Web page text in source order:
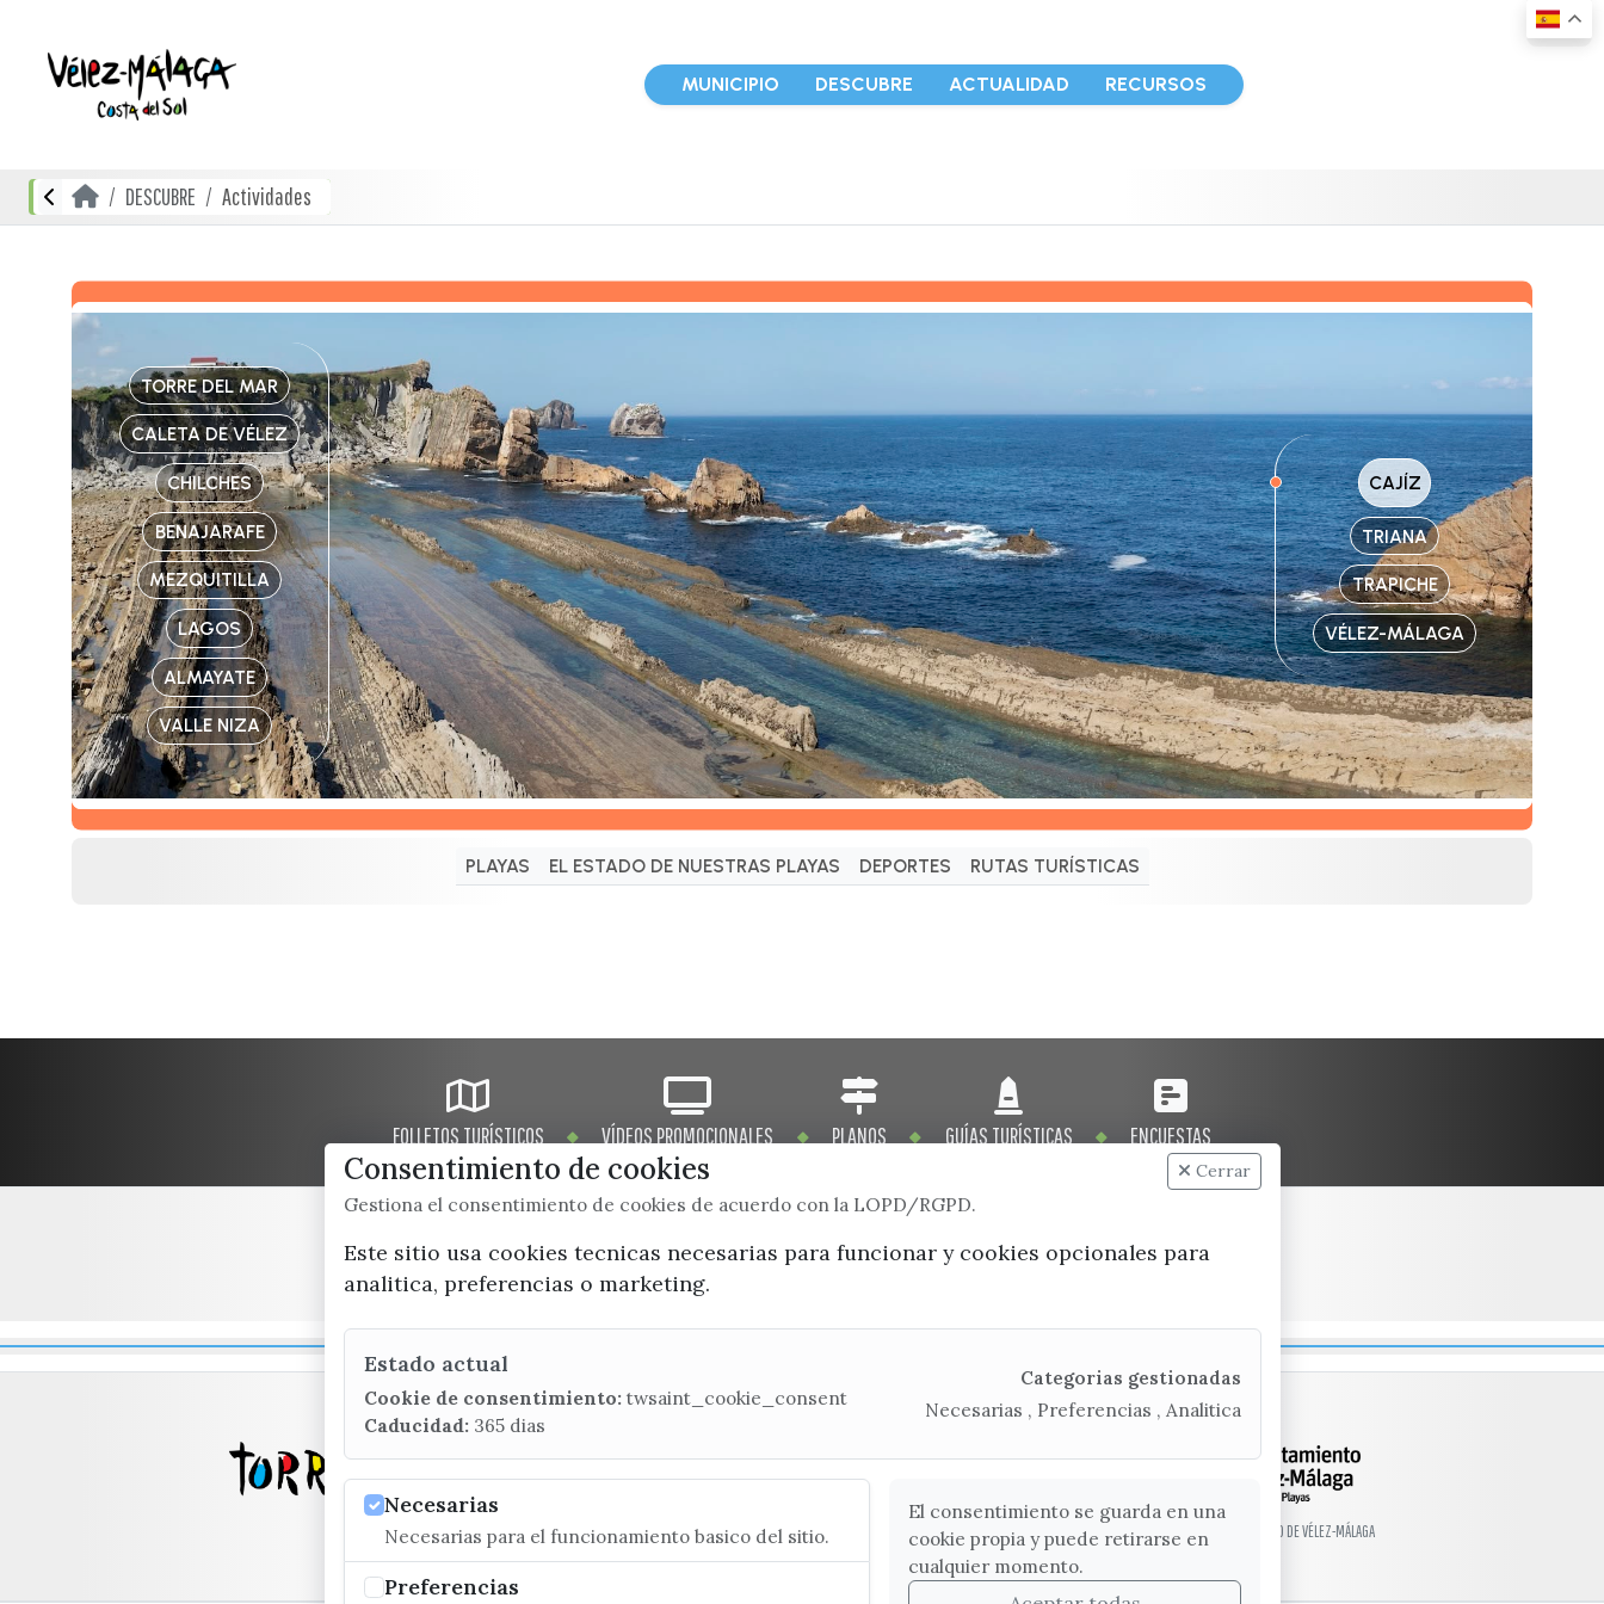
MUNICIPIO DESCUBRE ACTUALIDAD RECURSOS
DESCUBRE Actividades
TORRE DEL MAR
CALETA DE VÉLEZ
CHILCHES
BENAJARAFE
MEZQUITILLA
LAGOS
ALMAYATE
VALLE NIZA
CAJÍZ
TRIANA
TRAPICHE
VÉLEZ-MÁLAGA
PLAYAS EL ESTADO DE NUESTRAS PLAYAS DEPORTES RUTAS TURÍSTICAS
FOLLETOS TURÍSTICOS VÍDEOS PROMOCIONALES PLANOS GUÍAS TURÍSTICAS ENCUESTAS
x / twitter
(+34) 952 541 104
C/ Poniente, 2. CP 29740 - Torre del Mar
© EXCMO. AYUNTAMIENTO DE VÉLEZ-MÁLAGA
Consentimiento de cookies
Gestiona el consentimiento de cookies de acuerdo con la LOPD/RGPD.
Cerrar
Este sitio usa cookies tecnicas necesarias para funcionar y cookies opcionales para
analitica, preferencias o marketing.
Estado actual
Cookie de consentimiento: twsaint_cookie_consent
Caducidad: 365 dias
Categorias gestionadas
Necesarias , Preferencias , Analitica
Necesarias
Necesarias para el funcionamiento basico del sitio.
Preferencias
El consentimiento se guarda en una
cookie propia y puede retirarse en
cualquier momento.